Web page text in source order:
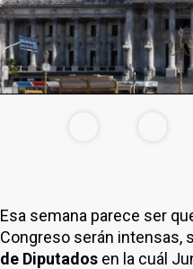
Esa semana parece ser
Congreso serán intensas,
de Diputados en la cuál